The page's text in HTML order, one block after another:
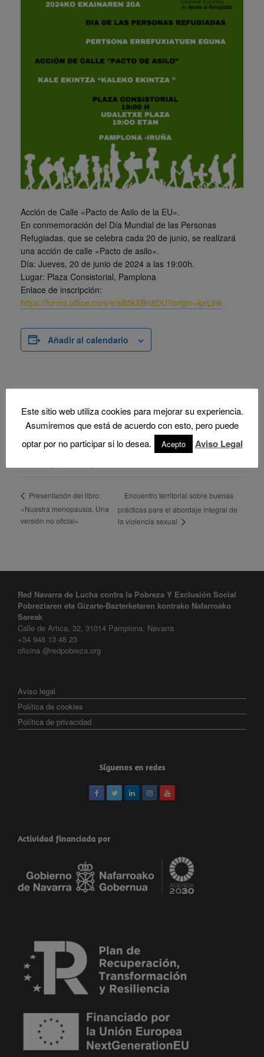
Acción de Calle «Pacto de Asilo de la EU».
En conmemoración del Día Mundial de las Personas
Refugiadas, que se celebra cada 20 de junio, se realizará
una acción de calle «Pacto de asilo».
Día: Jueves, 20 de junio de 2024 a las 19:00h.
Lugar: Plaza Consistorial, Pamplona
Enlace de inscripción:
https://forms.office.com/e/sB5kXBn8DU?origin=lprLink
Añadir al calendario
Fecha:
20 junio, 2024
Hora:
Presentación del libro:
«Nuestra menopausia. Una
versión no oficial»
Encuentro territorial sobre buenas
prácticas para el abordaje integral de
la violencia sexual
Red Navarra de Lucha contra la Pobreza Y Exclusión Social
Pobreziaren eta Gizarte-Bazterketaren kontrako Nafarroako
Sareak
Calle de Artica, 32, 31014 Pamplona, Navarra
+34 948 13 48 23
oficina @redpobreza.org
Aviso legal
Política de cookies
Política de privacidad
Síguenos en redes
Actividad financiada por
Este sitio web utiliza cookies para mejorar su experiencia.
Asumiremos que está de acuerdo con esto, pero puede
optar por no participar si lo desea.
Acepto Aviso Legal